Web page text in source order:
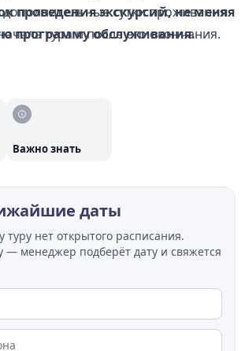
сутки проживания
тура и после его окончания.
проведения экскурсий, не меняя
программу обслуживания.
Важно знать
даты
туру нет открытого расписания.
— менеджер подберёт дату и свяжется